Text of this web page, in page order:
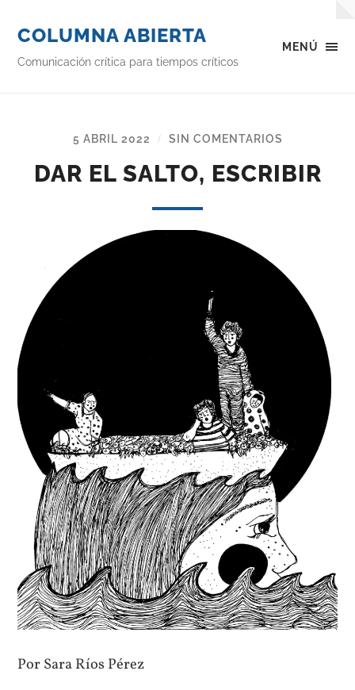
MENÚ
COLUMNA ABIERTA
Comunicación crítica para tiempos críticos
5 ABRIL 2022 / SIN COMENTARIOS
DAR EL SALTO, ESCRIBIR
Por Sara Ríos Pérez